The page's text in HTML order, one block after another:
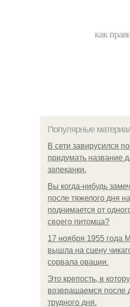
как
Популярные
В сети завирусился
придумать название
запеканки.
Вы когда-нибудь
после тяжелого дня
поднимается от
своего питомца?
17 ноября 1955 года
вышла на сцену
сорвала овации.
Это крепость, в
возвращаемся после
трудного дня.